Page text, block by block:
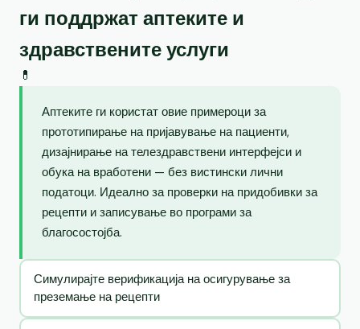
ги поддржат аптеките и
здравствените услуги
💊
Аптеките ги користат овие примероци за
прототипирање на пријавување на пациенти,
дизајнирање на телездравствени интерфејси и
обука на вработени — без вистински лични
податоци. Идеално за проверки на придобивки за
рецепти и записување во програми за
благосостојба.
Симулирајте верификација на осигурување за
преземање на рецепти